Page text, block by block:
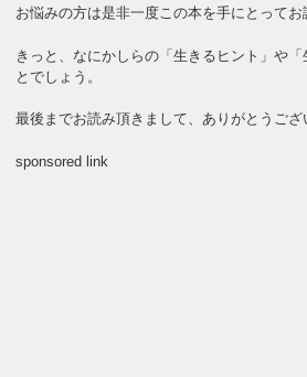
お悩みの方は是非一度この本を手にとってお
きっと、なにかしらの「生きるヒント」や
とでしょう。
最後までお読み頂きまして、ありがとうござ
sponsored link